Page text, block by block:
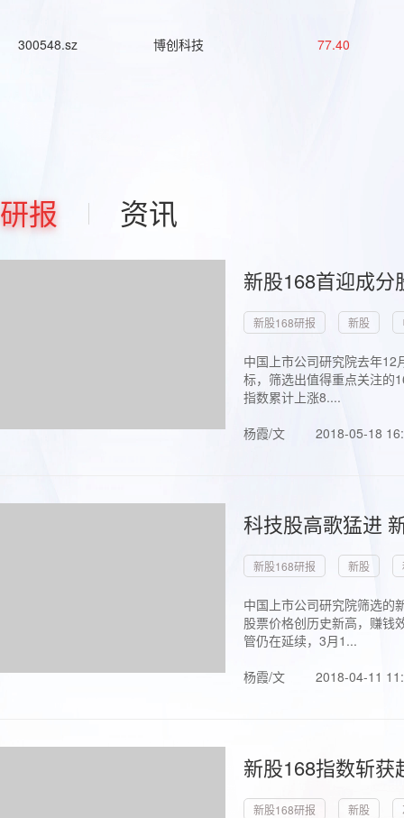
300548.sz 博创科技 77.40
研报 资讯
新股168首迎成
新股168研报 新股
中国上市公司研究院去年
标，筛选出值得重点关注的
指数累计上涨8....
杨霞/文
2018-05-18
科技股高歌猛进
新股168研报 新股
中国上市公司研究院筛选的
股票价格创历史新高，赚钱
管仍在延续，3月1...
杨霞/文
2018-04-11
新股168指数斩
新股168研报 新股